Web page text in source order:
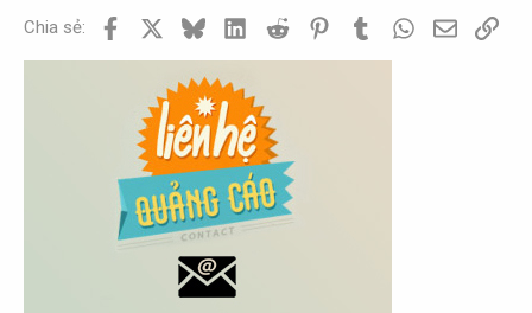
a
Chia sẻ: Facebook BlueskyLinkedInReddit PinterestTumblrWhatsApp
EmailLink